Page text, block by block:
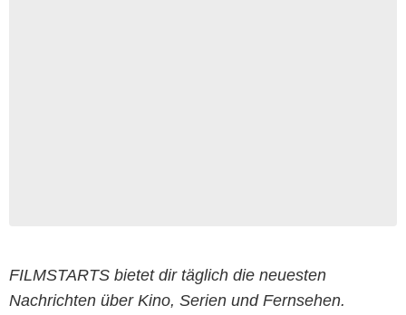
FILMSTARTS bietet dir täglich die neuesten
Nachrichten über Kino, Serien und Fernsehen.